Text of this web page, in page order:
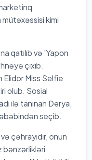
kimi
qatılıb və 'Yapon
çıxıb.
Elidor Miss Selfie
olub. Sosial
ilə tanınan Derya,
seçib.
çəhrayıdır, onun
bənzərlikləri